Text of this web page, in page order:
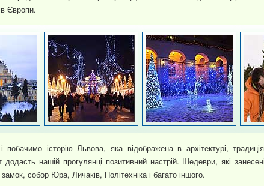
Європи.
історію Львова, яка відображена в архітектурі,
додасть нашій прогулянці позитивний настрій. Шедеври, які
собор Юра, Личаків, Політехніка і багато іншого.